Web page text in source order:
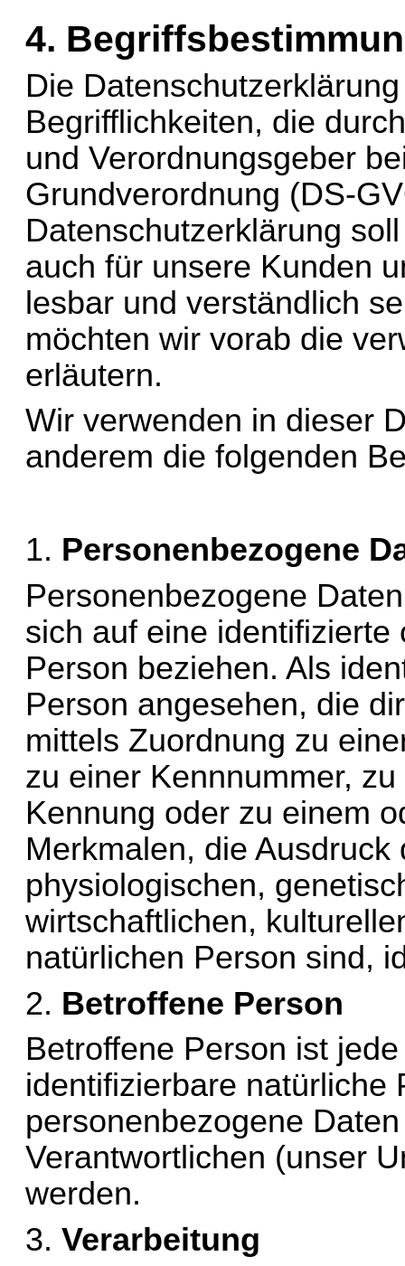
4.
Die
Begrifflichkeiten, die
und Verordnungsgeber
Grundverordnung (DS-
Datenschutzerklärung
auch für unsere Kunden
lesbar und verständlich
möchten wir vorab die
erläutern.
Wir verwenden in dieser
anderem die folgenden
1. Personenbezogene
Personenbezogene
sich auf eine
Person beziehen. Als
Person angesehen, die
mittels Zuordnung zu
zu einer Kennnummer,
Kennung oder zu einem
Merkmalen, die Ausdruck
physiologischen,
wirtschaftlichen,
natürlichen Person sind,
2. Betroffene Person
Betroffene Person ist
identifizierbare natürliche
personenbezogene
Verantwortlichen (unser
werden.
3. Verarbeitung